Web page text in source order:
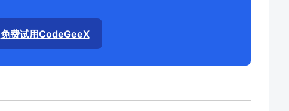
免费试用CodeGeeX